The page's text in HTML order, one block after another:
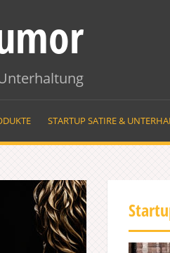
STARTUP SATIRE &